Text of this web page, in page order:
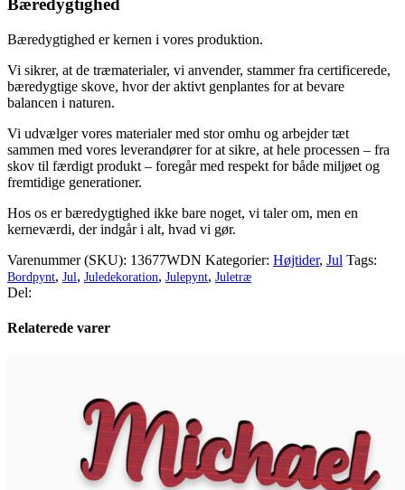
Bæredygtighed
Bæredygtighed er kernen i vores produktion.
Vi sikrer, at de træmaterialer, vi anvender, stammer fra certificerede,
bæredygtige skove, hvor der aktivt genplantes for at bevare
balancen i naturen.
Vi udvælger vores materialer med stor omhu og arbejder tæt
sammen med vores leverandører for at sikre, at hele processen – fra
skov til færdigt produkt – foregår med respekt for både miljøet og
fremtidige generationer.
Hos os er bæredygtighed ikke bare noget, vi taler om, men en
kerneværdi, der indgår i alt, hvad vi gør.
Varenummer (SKU): 13677WDN Kategorier: Højtider, Jul Tags:
Bordpynt, Jul, Juledekoration, Julepynt, Juletræ
Del:
Relaterede varer